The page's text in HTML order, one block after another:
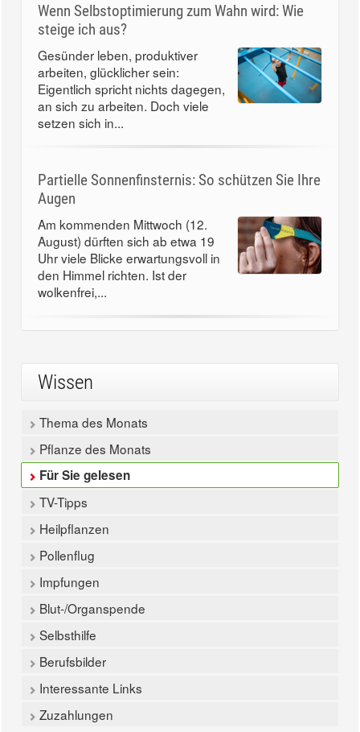
Wenn Selbstoptimierung zum Wahn wird: Wie
steige ich aus?
Gesünder leben, produktiver
arbeiten, glücklicher sein:
Eigentlich spricht nichts dagegen,
an sich zu arbeiten. Doch viele
setzen sich in...
Partielle Sonnenfinsternis: So schützen Sie Ihre
Augen
Am kommenden Mittwoch (12.
August) dürften sich ab etwa 19
Uhr viele Blicke erwartungsvoll in
den Himmel richten. Ist der
wolkenfrei,...
Wissen
Thema des Monats
Pflanze des Monats
Für Sie gelesen
TV-Tipps
Heilpflanzen
Pollenflug
Impfungen
Blut-/Organspende
Selbsthilfe
Berufsbilder
Interessante Links
Zuzahlungen